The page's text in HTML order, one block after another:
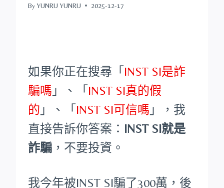
By YUNRU YUNRU 2025-12-17
如果你正在搜尋「 INST SI是詐
騙嗎 」、「 INST SI真的假
的 」、「 INST SI可信嗎 」，我
直接告訴你答案： INST SI就是
詐騙 ，不要投資。
我今年被INST SI騙了300萬，後